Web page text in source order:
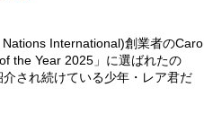
International)創業者のCaro
the Year 2025」に選ばれたの
され続けている少年・レア君だ